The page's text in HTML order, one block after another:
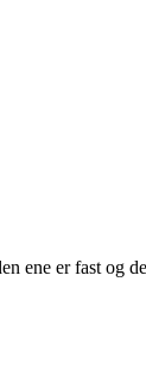
ene er fast og